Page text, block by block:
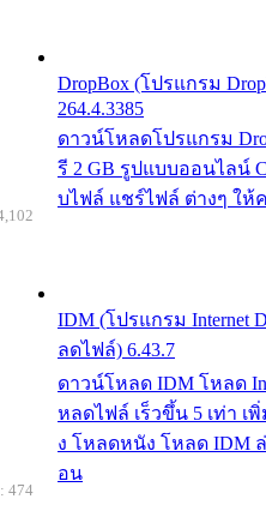
DropBox (โปรแกรม
264.4.3385
ดาวน์โหลดโปรแกรม
รี 2 GB รูปแบบออนไลน์
บไฟล์ แชร์ไฟล์ ต่างๆ ให้
IDM (โปรแกรม Internet
ลดไฟล์) 6.43.7
ดาวน์โหลด IDM โหลด
หลดไฟล์ เร็วขึ้น 5 เท่า เ
ง โหลดหนัง โหลด IDM
อน
474